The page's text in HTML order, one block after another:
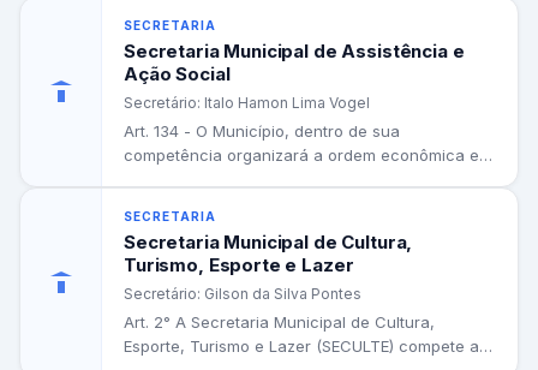
SECRETARIA
Secretaria Municipal de Assistência e
Ação Social
Secretário: Italo Hamon Lima Vogel
Art. 134 - O Município, dentro de sua
competência organizará a ordem econômica e
SECRETARIA
Secretaria Municipal de Cultura,
Turismo, Esporte e Lazer
Secretário: Gilson da Silva Pontes
Art. 2° A Secretaria Municipal de Cultura,
Esporte, Turismo e Lazer (SECULTE) compete as